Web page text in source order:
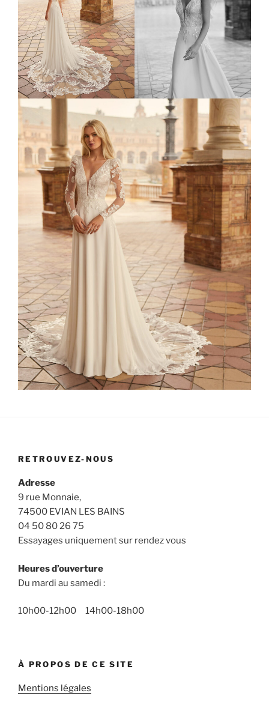
RETROUVEZ-NOUS
Adresse
9 rue Monnaie,
74500 EVIAN LES BAINS
04 50 80 26 75
Essayages uniquement sur rendez vous
Heures d’ouverture
Du mardi au samedi :
10h00-12h00 14h00-18h00
À PROPOS DE CE SITE
Mentions légales